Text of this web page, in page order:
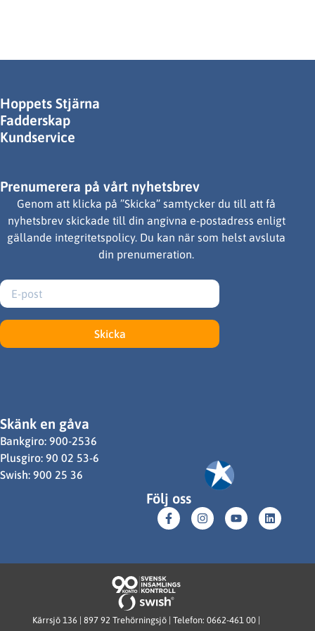
Hoppets Stjärna
Fadderskap
Kundservice
Prenumerera på vårt nyhetsbrev
Genom att klicka på ”Skicka” samtycker du till att få
nyhetsbrev skickade till din angivna e-postadress enligt
gällande integritetspolicy. Du kan när som helst avsluta
din prenumeration.
Skicka
Skänk en gåva
Bankgiro: 900-2536
Plusgiro: 90 02 53-6
Swish: 900 25 36
Följ oss
Kärrsjö 136 | 897 92 Trehörningsjö | Telefon: 0662-461 00 |